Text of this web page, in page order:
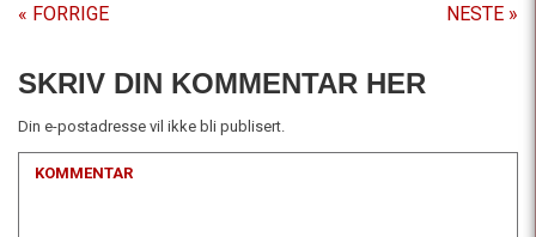
« FORRIGE NESTE »
SKRIV DIN KOMMENTAR HER
Din e-postadresse vil ikke bli publisert.
KOMMENTAR